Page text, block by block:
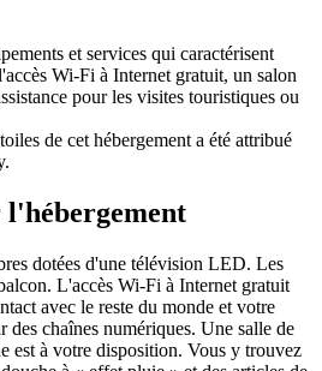
et services qui caractérisent
Wi-Fi à Internet gratuit, un salon
pour les visites touristiques ou
de cet hébergement a été attribué
dotées d'une télévision LED. Les
L'accès Wi-Fi à Internet gratuit
avec le reste du monde et votre
des chaînes numériques. Une salle de
est à votre disposition. Vous y trouvez